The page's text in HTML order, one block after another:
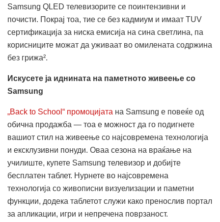
Samsung QLED телевизорите се поинтензивни и
почисти. Покрај тоа, тие се без кадмиум и имаат TUV
сертификација за ниска емисија на сина светлина, па
корисниците можат да уживаат во омилената содржина
без грижа².
Искусете ја иднината на паметното живеење со
Samsung
„Back to School“ промоцијата на Samsung е повеќе од
обична продажба — тоа е можност да го подигнете
вашиот стил на живеење со најсовремена технологија
и ексклузивни понуди. Оваа сезона на враќање на
училиште, купете Samsung телевизор и добијте
бесплатен таблет. Нурнете во најсовремена
технологија со живописни визуелизации и паметни
функции, додека таблетот служи како пренослив портал
за апликации, игри и непречена поврзаност.